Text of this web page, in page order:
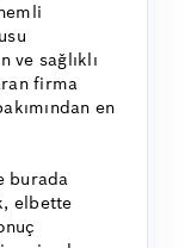
ve sağlıklı
firma
en
burada
elbette